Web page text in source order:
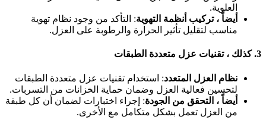
العلوية.
أيضاً ، تركيب أنظمة التهوية: التأكد من وجود نظام تهوية
مناسب لتقليل تأثير الحرارة والرطوبة على العزل.
3. كذلك ، تقنيات عزل متعددة الطبقات
نظام العزل المتعدد: استخدام تقنيات عزل متعددة الطبقات
لتحسين فعالية العزل وضمان حماية الخزانات من التسربات.
أيضاً ، التحقق من الجودة: إجراء اختبارات لضمان أن كل طبقة
من العزل تعمل بشكل متكامل مع الأخرى.